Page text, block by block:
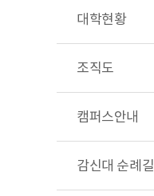
대학현황
조직도
캠퍼스안내
감신대 순례길